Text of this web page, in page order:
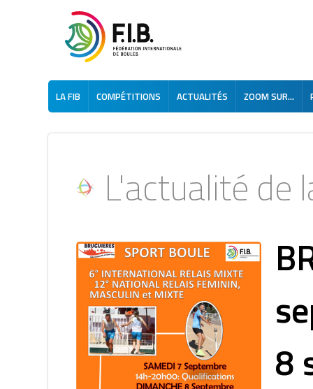
LA FIB COMPÉTITIONS ACTUALITÉS ZOOM SUR...
L'actualité de
8